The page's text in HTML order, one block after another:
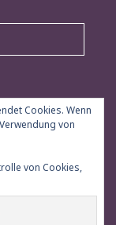
Cookies. Wenn
von
von Cookies,